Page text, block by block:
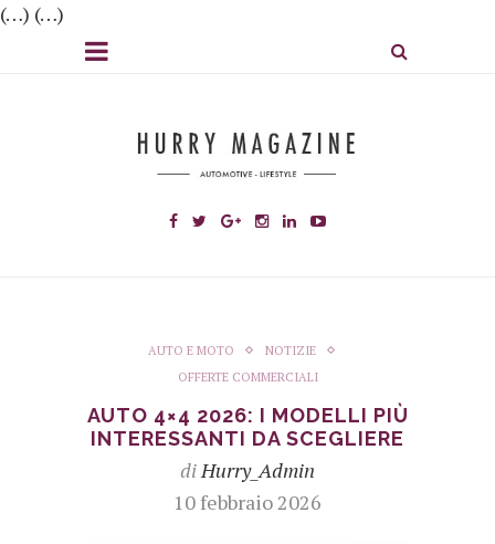
(…) (…)
AUTO E MOTO
NOTIZIE
OFFERTE COMMERCIALI
AUTO 4×4 2026: I MODELLI PIÙ
INTERESSANTI DA SCEGLIERE
diHurry_Admin
10 febbraio 2026